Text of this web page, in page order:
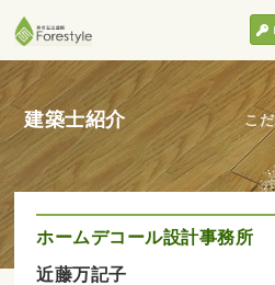
建築士紹介 こ
ホームデコール設計事務所
近藤万記子